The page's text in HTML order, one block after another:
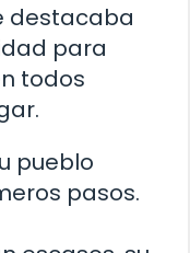
destacaba
para
todos
pueblo
pasos.